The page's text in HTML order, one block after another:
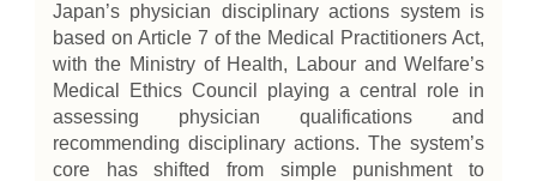
Japan’s physician disciplinary actions system is
based on Article 7 of the Medical Practitioners Act,
with the Ministry of Health, Labour and Welfare’s
Medical Ethics Council playing a central role in
assessing physician qualifications and
recommending disciplinary actions. The system’s
core has shifted from simple punishment to